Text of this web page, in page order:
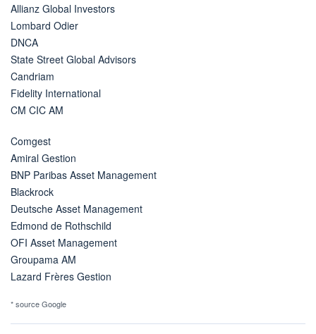
Allianz Global Investors
Lombard Odier
DNCA
State Street Global Advisors
Candriam
Fidelity International
CM CIC AM
Comgest
Amiral Gestion
BNP Paribas Asset Management
Blackrock
Deutsche Asset Management
Edmond de Rothschild
OFI Asset Management
Groupama AM
Lazard Frères Gestion
* source Google